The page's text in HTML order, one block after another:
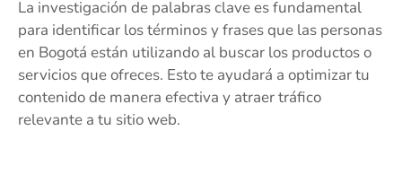
La investigación de palabras clave es fundamental
para identificar los términos y frases que las personas
en Bogotá están utilizando al buscar los productos o
servicios que ofreces. Esto te ayudará a optimizar tu
contenido de manera efectiva y atraer tráfico
relevante a tu sitio web.